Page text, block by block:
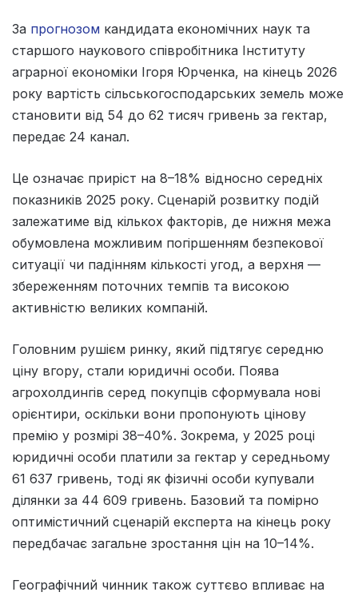
За прогнозом кандидата економічних наук та
старшого наукового співробітника Інституту
аграрної економіки Ігоря Юрченка, на кінець 2026
року вартість сільськогосподарських земель може
становити від 54 до 62 тисяч гривень за гектар,
передає 24 канал.
Це означає приріст на 8–18% відносно середніх
показників 2025 року. Сценарій розвитку подій
залежатиме від кількох факторів, де нижня межа
обумовлена можливим погіршенням безпекової
ситуації чи падінням кількості угод, а верхня —
збереженням поточних темпів та високою
активністю великих компаній.
Головним рушієм ринку, який підтягує середню
ціну вгору, стали юридичні особи. Поява
агрохолдингів серед покупців сформувала нові
орієнтири, оскільки вони пропонують цінову
премію у розмірі 38–40%. Зокрема, у 2025 році
юридичні особи платили за гектар у середньому
61 637 гривень, тоді як фізичні особи купували
ділянки за 44 609 гривень. Базовий та помірно
оптимістичний сценарій експерта на кінець року
передбачає загальне зростання цін на 10–14%.
Географічний чинник також суттєво впливає на